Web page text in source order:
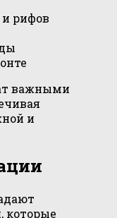
рифов
важными
и
которые